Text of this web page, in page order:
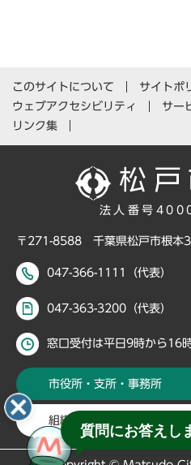
このサイトについて
サイトポ
ウェブアクセシビリティ
サー
リンク集
法人番号
〒271-8588 千葉県松戸市根本
047-366-1111（代表）
047-363-3200（代表）
窓口受付は平日9時から16
市役所・支所・事務所
組織・部署から探す
質問にお答えし